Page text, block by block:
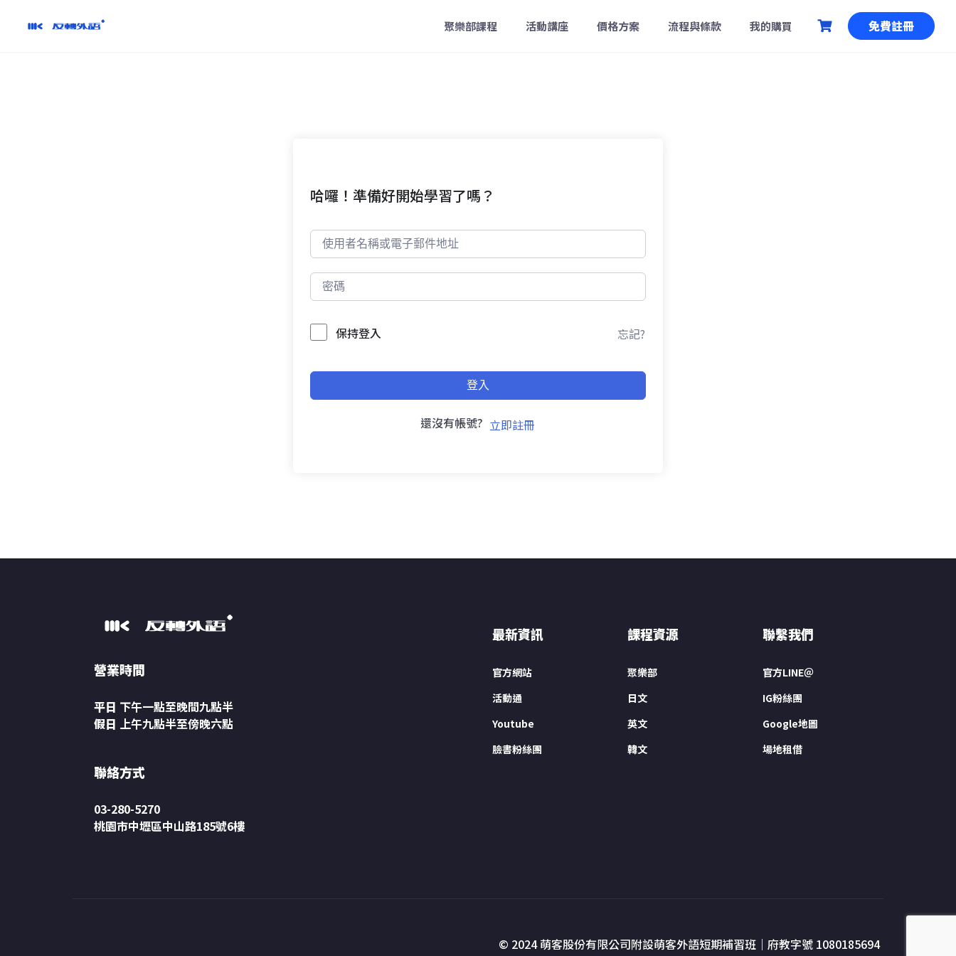
聚樂部課程 活動講座 價格方案 流程與條款 我的購買 免費註冊
哈囉！準備好開始學習了嗎？
保持登入 忘記?
登入
還沒有帳號? 立即註冊
營業時間
平日 下午一點至晚間九點半
假日 上午九點半至傍晚六點
聯絡方式
03-280-5270
桃園市中壢區中山路185號6樓
最新資訊
官方網站
活動通
Youtube
臉書粉絲團
課程資源
聚樂部
日文
英文
韓文
聯繫我們
官方LINE＠
IG粉絲團
Google地圖
場地租借
© 2024 萌客股份有限公司附設萌客外語短期補習班｜府教字號 1080185694